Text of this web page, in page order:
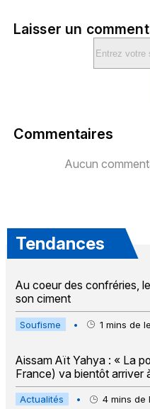
Laisser un
Commentaires
Aucun
Tendances
Au coeur des confréries,
son ciment
Soufisme • 1 mins de
Aissam Aït Yahya : « La
France) va bientôt arriver
Actualités • 4 mins de